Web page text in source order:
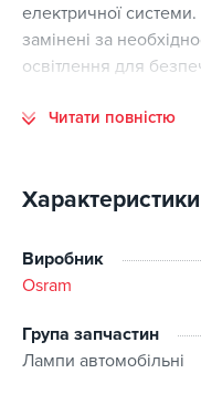
електричної
замінені за
освітлення для
Тип лампи: Галогенна
Потужність: 55W.
дорозі, як для
автомобільної
вольт.
Читати повністю
Характеристики
Виробник
Osram
Група запчастин
Лампи автомобільні